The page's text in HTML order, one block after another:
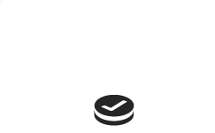
+ 45 21 63 34 39
Gaden 37a, 6261 Bredebro